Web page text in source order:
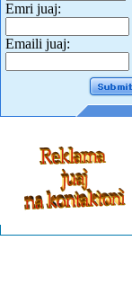
Emri juaj:
Emaili juaj: